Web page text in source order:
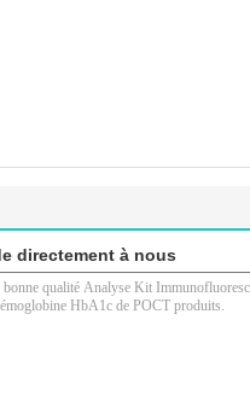
directement à nous